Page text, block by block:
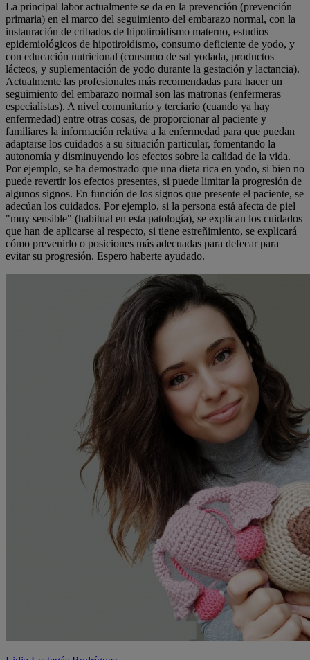
La principal labor actualmente se da en la prevención (prevención
primaria) en el marco del seguimiento del embarazo normal, con la
instauración de cribados de hipotiroidismo materno, estudios
epidemiológicos de hipotiroidismo, consumo deficiente de yodo, y
con educación nutricional (consumo de sal yodada, productos
lácteos, y suplementación de yodo durante la gestación y lactancia).
Actualmente las profesionales más recomendadas para hacer un
seguimiento del embarazo normal son las matronas (enfermeras
especialistas). A nivel comunitario y terciario (cuando ya hay
enfermedad) entre otras cosas, de proporcionar al paciente y
familiares la información relativa a la enfermedad para que puedan
adaptarse los cuidados a su situación particular, fomentando la
autonomía y disminuyendo los efectos sobre la calidad de la vida.
Por ejemplo, se ha demostrado que una dieta rica en yodo, si bien no
puede revertir los efectos presentes, si puede limitar la progresión de
algunos signos. En función de los signos que presente el paciente, se
adecúan los cuidados. Por ejemplo, si la persona está afecta de piel
"muy sensible" (habitual en esta patología), se explican los cuidados
que han de aplicarse al respecto, si tiene estreñimiento, se explicará
cómo prevenirlo o posiciones más adecuadas para defecar para
evitar su progresión. Espero haberte ayudado.